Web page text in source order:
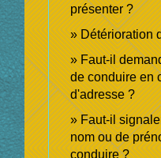
présenter ?
Détérioration
Faut-il
de conduire en
d'adresse ?
Faut-il
nom ou de
conduire ?